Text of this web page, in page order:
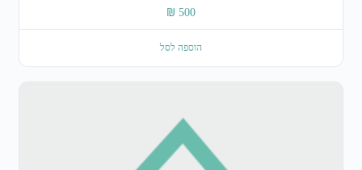
₪ 500
הוספה לסל